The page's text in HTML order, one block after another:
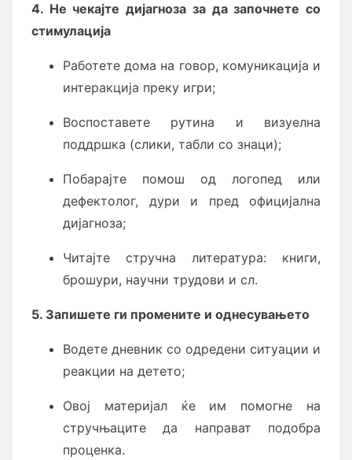
4. Не чекајте дијагноза за да започнете со
стимулација
Работете дома на говор, комуникација и
интеракција преку игри;
Воспоставете рутина и визуелна
поддршка (слики, табли со знаци);
Побарајте помош од логопед или
дефектолог, дури и пред официјална
дијагноза;
Читајте стручна литература: книги,
брошури, научни трудови и сл.
5. Запишете ги промените и однесувањето
Водете дневник со одредени ситуации и
реакции на детето;
Овој материјал ќе им помогне на
стручњаците да направат подобра
проценка.